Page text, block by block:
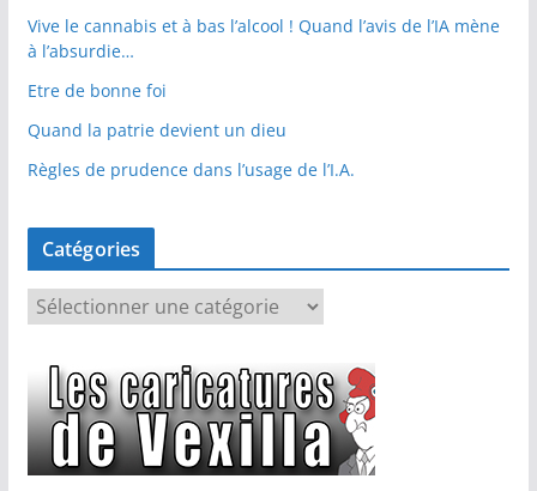
Vive le cannabis et à bas l’alcool ! Quand l’avis de l’IA mène
à l’absurdie…
Etre de bonne foi
Quand la patrie devient un dieu
Règles de prudence dans l’usage de l’I.A.
Catégories
a
é
g
o
r